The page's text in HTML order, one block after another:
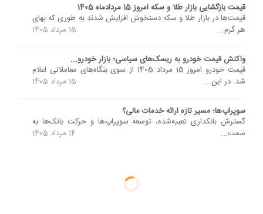
قیمت بازگشایی بازار طلا و سکه امروز 15 مردادماه 1405
قیمت‌ها در بازار طلا و سکه دستخوش افزایش شدند به طوری که بهای
هر گرم...
15 مرداد 1405
واکنش قیمت خودرو به ریسک‌های سیاسی؛ بازار خودرو...
قیمت خودرو امروز 15 مرداد 1405 از سوی بنگاه‌های معاملاتی اعلام
شد. در این...
15 مرداد 1405
سوپراپ‌ها؛ مسیر تازه ارائه خدمات مالی؟
گسترش بانکداری تعبیه‌شده، توسعه سوپراپ‌ها و حرکت بانک‌ها به
سمت...
14 مرداد 1405